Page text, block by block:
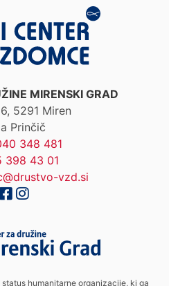
MIRENSKI GRAD
5291 Miren
Prinčič
348 481
398 43 01
vzd.si
humanitarne organizacije, ki ga